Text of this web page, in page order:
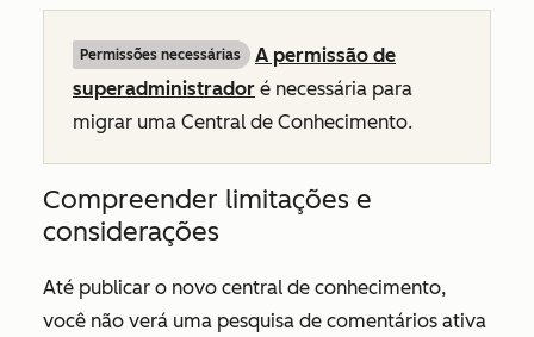
Permissões necessárias
A permissão de
superadministrador é necessária para
migrar uma Central de Conhecimento.
Compreender limitações e
considerações
Até publicar o novo central de conhecimento,
você não verá uma pesquisa de comentários ativa